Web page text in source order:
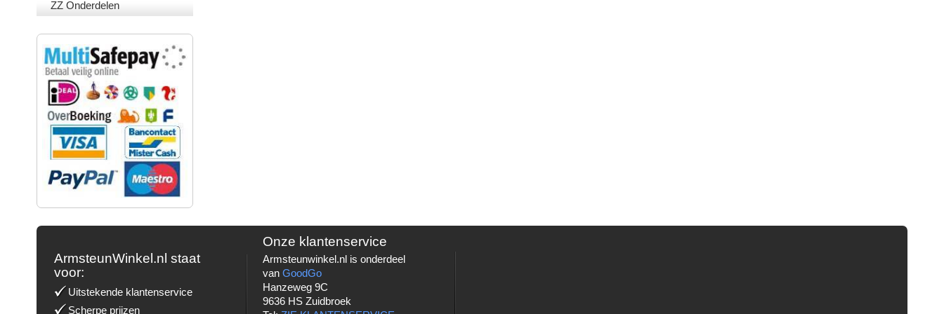
ZZ Onderdelen
ArmsteunWinkel.nl staat
voor:
Uitstekende klantenservice
Scherpe prijzen
Onze klantenservice
Armsteunwinkel.nl is onderdeel
vanGoodGo
Hanzeweg 9C
9636 HS Zuidbroek